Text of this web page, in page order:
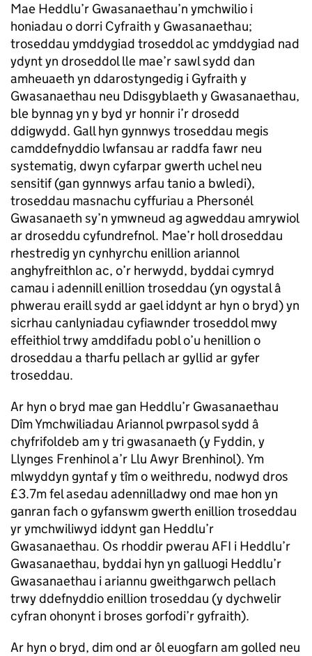
Mae Heddlu’r Gwasanaethau’n ymchwilio i
honiadau o dorri Cyfraith y Gwasanaethau;
troseddau ymddygiad troseddol ac ymddygiad nad
ydynt yn droseddol lle mae’r sawl sydd dan
amheuaeth yn ddarostyngedig i Gyfraith y
Gwasanaethau neu Ddisgyblaeth y Gwasanaethau,
ble bynnag yn y byd yr honnir i’r drosedd
ddigwydd. Gall hyn gynnwys troseddau megis
camddefnyddio lwfansau ar raddfa fawr neu
systematig, dwyn cyfarpar gwerth uchel neu
sensitif (gan gynnwys arfau tanio a bwledi),
troseddau masnachu cyffuriau a Phersonél
Gwasanaeth sy’n ymwneud ag agweddau amrywiol
ar droseddu cyfundrefnol. Mae’r holl droseddau
rhestredig yn cynhyrchu enillion ariannol
anghyfreithlon ac, o’r herwydd, byddai cymryd
camau i adennill enillion troseddau (yn ogystal â
phwerau eraill sydd ar gael iddynt ar hyn o bryd) yn
sicrhau canlyniadau cyfiawnder troseddol mwy
effeithiol trwy amddifadu pobl o’u henillion o
droseddau a tharfu pellach ar gyllid ar gyfer
troseddau.
Ar hyn o bryd mae gan Heddlu’r Gwasanaethau
Dîm Ymchwiliadau Ariannol pwrpasol sydd â
chyfrifoldeb am y tri gwasanaeth (y Fyddin, y
Llynges Frenhinol a’r Llu Awyr Brenhinol). Ym
mlwyddyn gyntaf y tîm o weithredu, nodwyd dros
£3.7m fel asedau adennilladwy ond mae hon yn
ganran fach o gyfanswm gwerth enillion troseddau
yr ymchwiliwyd iddynt gan Heddlu’r
Gwasanaethau. Os rhoddir pwerau AFI i Heddlu’r
Gwasanaethau, byddai hyn yn galluogi Heddlu’r
Gwasanaethau i ariannu gweithgarwch pellach
trwy ddefnyddio enillion troseddau (y dychwelir
cyfran ohonynt i broses gorfodi’r gyfraith).
Ar hyn o bryd, dim ond ar ôl euogfarn am golled neu